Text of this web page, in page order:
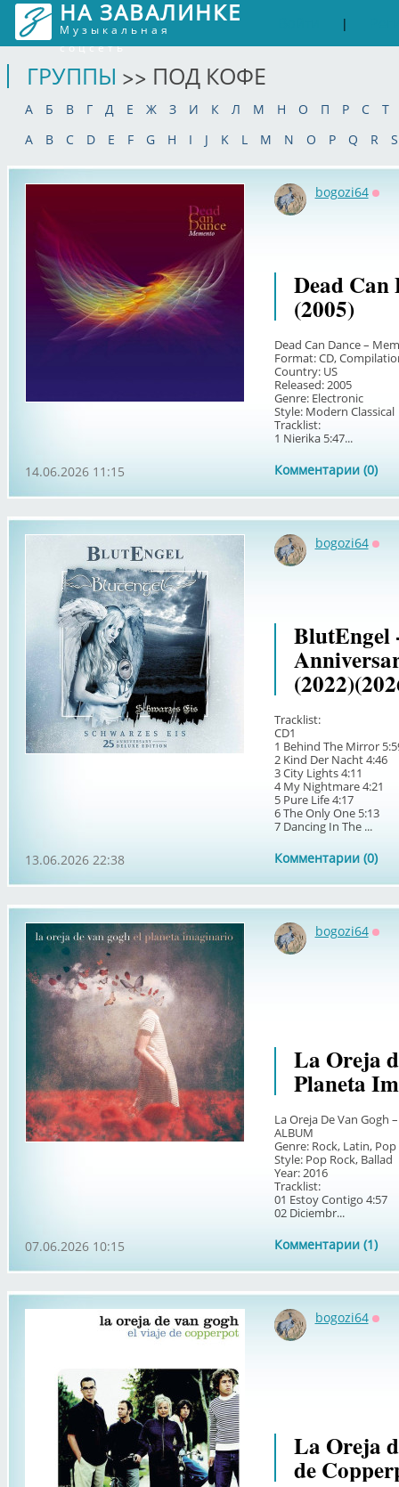
НА ЗАВАЛИНКЕ
Музыкальная
соцсеть
|
ГРУППЫ >> ПОД КОФЕ
А Б В Г Д Е Ж З И К Л М Н О П Р С
Т
A
B C D E F G H I J K L M N O P Q R S
bogozi64
Dead Can
(2005)
Dead Can Dance –
Format: CD,
Country: US
Released: 2005
Genre: Electronic
Style: Modern Classical
Tracklist:
1 Nierika 5:47...
Комментарии (0)
14.06.2026 11:15
bogozi64
BlutEngel
Tracklist:
CD1
1 Behind The Mirror
2 Kind Der Nacht 4:46
3 City Lights 4:11
4 My Nightmare 4:21
5 Pure Life 4:17
6 The Only One 5:13
7 Dancing In The ...
Комментарии (0)
13.06.2026 22:38
bogozi64
La Oreja
Planeta
La Oreja De Van Gogh
ALBUM
Genre: Rock, Latin, Pop
Style: Pop Rock, Ballad
Year: 2016
Tracklist:
01 Estoy Contigo 4:57
02 Diciembr...
Комментарии (1)
07.06.2026 10:15
bogozi64
La Oreja
de